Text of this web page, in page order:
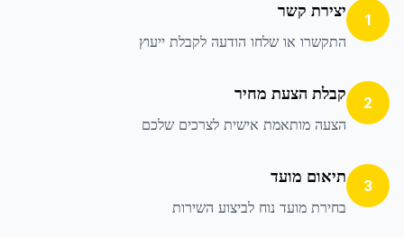
1 יצירת קשר
התקשרו או שלחו הודעה לקבלת ייעוץ
2 קבלת הצעת מחיר
הצעה מותאמת אישית לצרכים שלכם
3 תיאום מועד
בחירת מועד נוח לביצוע השירות